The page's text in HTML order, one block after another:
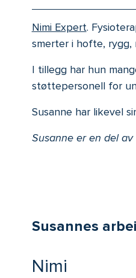
Nimi Expert.
smerter i hofte,
I tillegg har hun
støttepersonell for
Susanne har likevel
Susanne er en del
Susannes
Nimi